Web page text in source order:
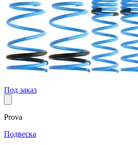
Под заказ
Prova
Подвеска